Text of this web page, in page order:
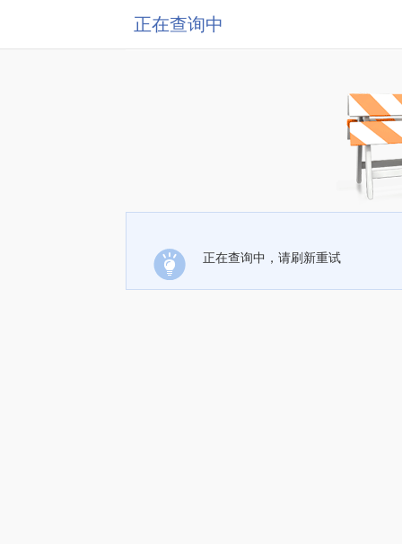
正在查询中
正在查询中，请刷新重试